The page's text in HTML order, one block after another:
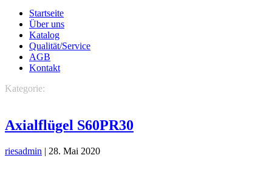
Startseite
Über uns
Katalog
Qualität/Service
AGB
Kontakt
Kategorie:
Axialflügel S60PR30
riesadmin | 28. Mai 2020